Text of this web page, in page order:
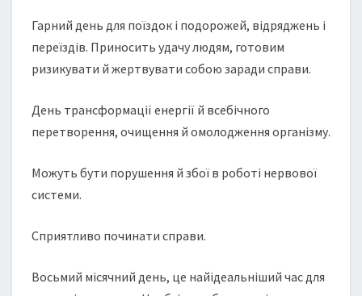
Гарний день для поїздок і подорожей, відряджень і
переїздів. Приносить удачу людям, готовим
ризикувати й жертвувати собою заради справи.
День трансформації енергії й всебічного
перетворення, очищення й омолодження організму.
Можуть бути порушення й збої в роботі нервової
системи.
Сприятливо починати справи.
Восьмий місячний день, це найідеальніший час для